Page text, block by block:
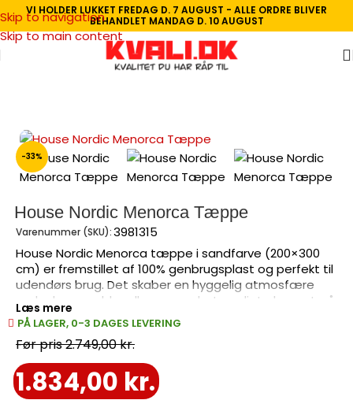
Skip to navigation
Skip to main content
VI HOLDER LUKKET FREDAG D. 7 AUGUST - ALLE ORDRE BLIVER
BEHANDLET MANDAG D. 10 AUGUST
Udendørs tæpper
-33%
House Nordic Menorca Tæppe
Varenummer (SKU):3981315
House Nordic Menorca tæppe i sandfarve (200×300
cm) er fremstillet af 100% genbrugsplast og perfekt til
udendørs brug. Det skaber en hyggelig atmosfære
under havemøbler eller som selvstændigt element på
terrassen. Med sin holdbare konstruktion og tidløse
design passer det til enhver have eller terrasse. Et
miljøvenligt valg der kombinerer funktionalitet med
skandinavisk æstetik.
Læs mere
PÅ LAGER, 0-3 DAGES LEVERING
2.749,00kr.
1.834,00 kr.